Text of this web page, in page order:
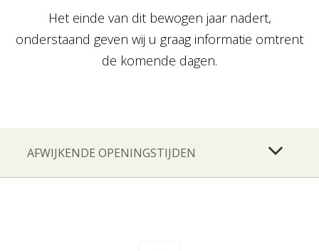
Het einde van dit bewogen jaar nadert,
onderstaand geven wij u graag informatie omtrent
de komende dagen.
AFWIJKENDE OPENINGSTIJDEN